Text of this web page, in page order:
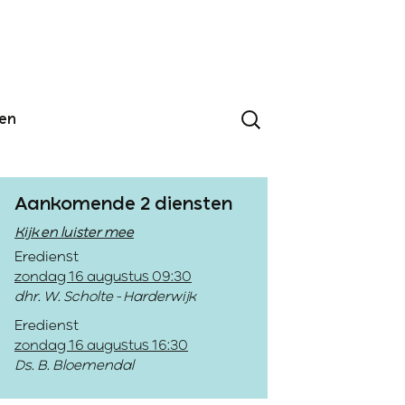
Aankomende 2 diensten
Kijk en luister mee
Eredienst
zondag 16 augustus 09:30
dhr. W. Scholte - Harderwijk
Eredienst
zondag 16 augustus 16:30
Ds. B. Bloemendal